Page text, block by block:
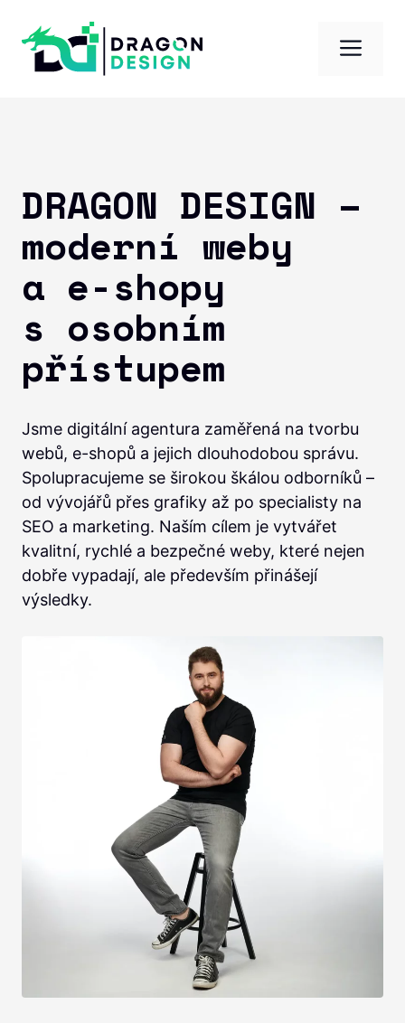
obsah
DRAGON DESIGN –
moderní weby
a e-shopy
s osobním
přístupem
Jsme digitální agentura zaměřená na tvorbu
webů, e-shopů a jejich dlouhodobou správu.
Spolupracujeme se širokou škálou odborníků –
od vývojářů přes grafiky až po specialisty na
SEO a marketing. Naším cílem je vytvářet
kvalitní, rychlé a bezpečné weby, které nejen
dobře vypadají, ale především přinášejí
výsledky.